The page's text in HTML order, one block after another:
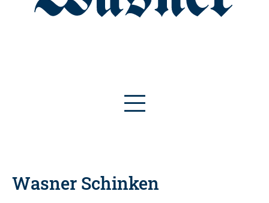
Wasner Schinken